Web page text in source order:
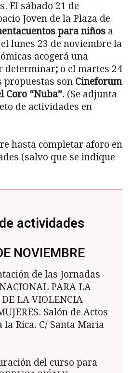
El sábado 21 de
Joven de la Plaza de
para niños a
lunes 23 de noviembre la
acogerá una
determinar; o el martes 24
propuestas son Cineforum
Coro “Nuba”. (Se adjunta
de actividades en
hasta completar aforo en
(salvo que se indique
actividades
NOVIEMBRE
de las Jornadas
PARA LA
LA VIOLENCIA
Salón de Ac­tos
la Rica. C/ Santa María
del curso para